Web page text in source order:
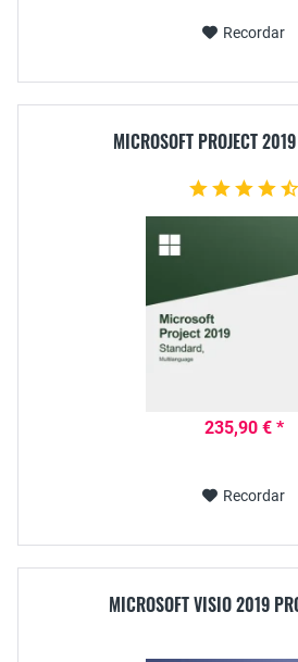
Recordar
MICROSOFT PROJECT
235,90 € *
Recordar
MICROSOFT VISIO 2019